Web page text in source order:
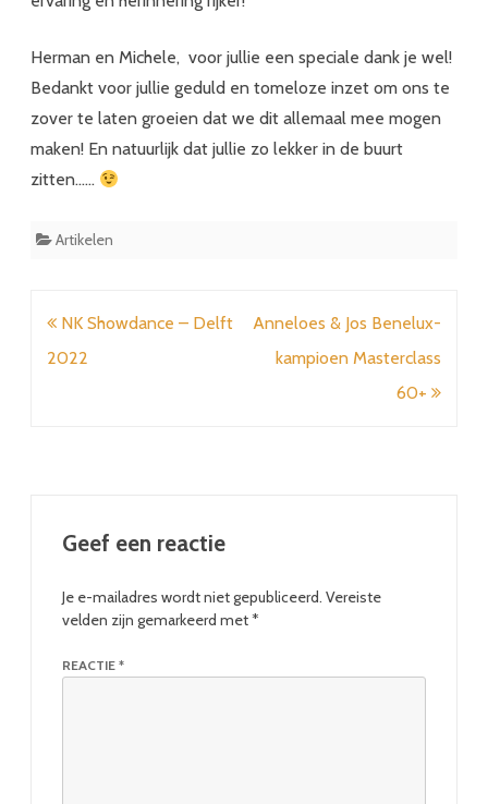
Herman en Michele, voor jullie een speciale dank je wel!
Bedankt voor jullie geduld en tomeloze inzet om ons te
zover te laten groeien dat we dit allemaal mee mogen
maken! En natuurlijk dat jullie zo lekker in de buurt
zitten……
Artikelen
Bericht
navigatie
NK Showdance – Delft
2022
Anneloes & Jos Benelux-
kampioen Masterclass
60+
Geef een reactie
Je e-mailadres wordt niet gepubliceerd. Vereiste
velden zijn gemarkeerd met*
REACTIE *